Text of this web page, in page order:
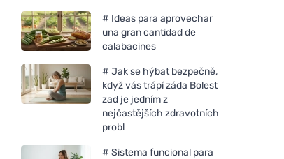
# Ideas para aprovechar
una gran cantidad de
calabacines
# Jak se hýbat bezpečně,
když vás trápí záda Bolest
zad je jedním z
nejčastějších zdravotních
probl
# Sistema funcional para